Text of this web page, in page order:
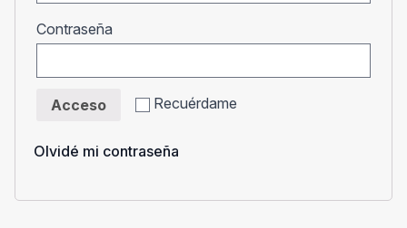
Contraseña
Recuérdame
Acceso
Olvidé mi contraseña